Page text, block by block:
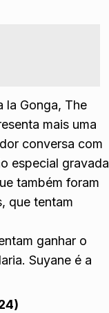
la Gonga, The
mais uma
conversa com
especial gravada
também foram
que tentam
ganhar o
Suyane é a